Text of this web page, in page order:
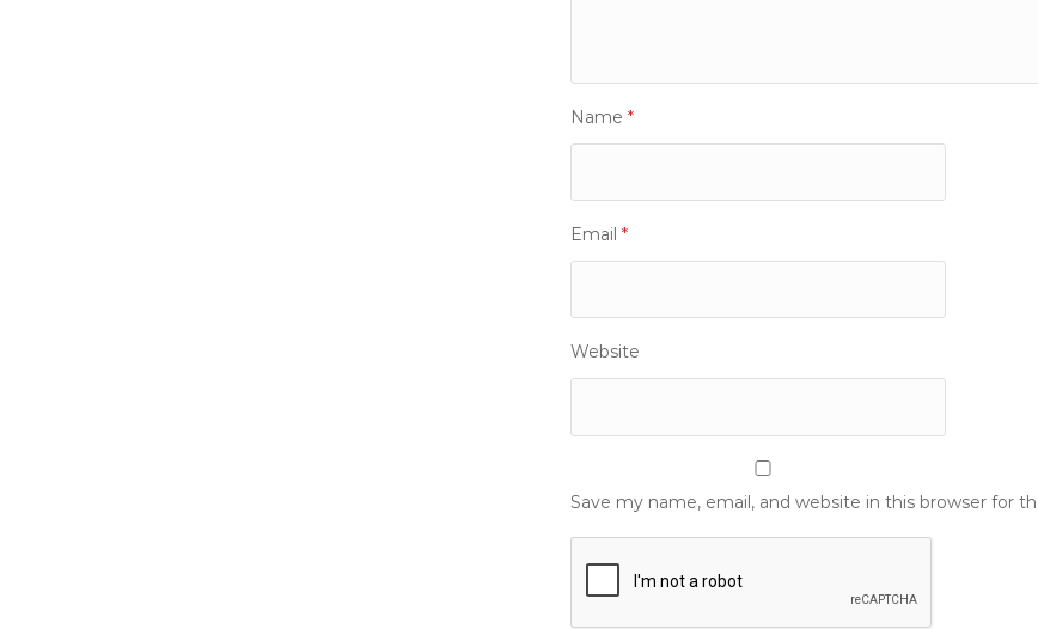
Name *
Email *
Website
Save my name, email, and website in this browser for